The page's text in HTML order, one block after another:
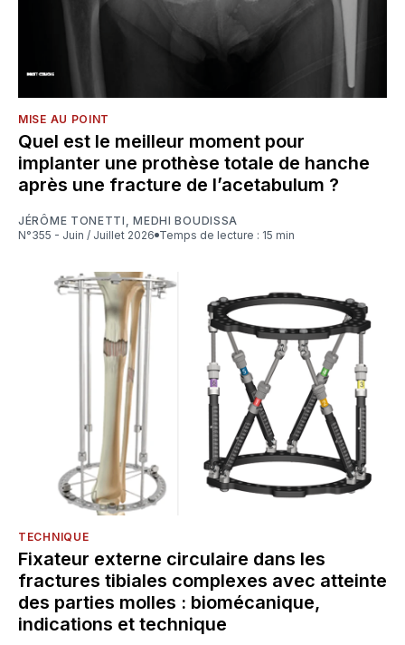
MISE AU POINT
Quel est le meilleur moment pour
implanter une prothèse totale de hanche
après une fracture de l’acetabulum ?
JÉRÔME TONETTI ,MEDHI BOUDISSA
N°355 - Juin / Juillet 2026
Temps de lecture : 15 min
TECHNIQUE
Fixateur externe circulaire dans les
fractures tibiales complexes avec atteinte
des parties molles : biomécanique,
indications et technique